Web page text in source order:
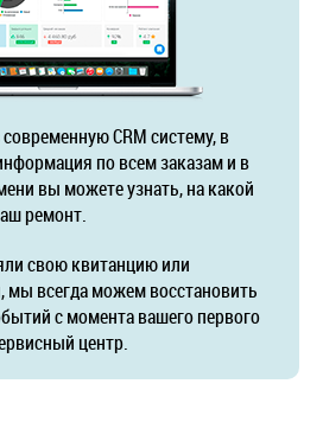
CRM систему, в
по всем заказам и в
вы можете узнать, на какой
ремонт.
свою квитанцию или
мы всегда можем восстановить
с момента вашего первого
центр.